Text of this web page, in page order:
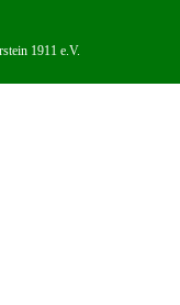
1911 e.V.